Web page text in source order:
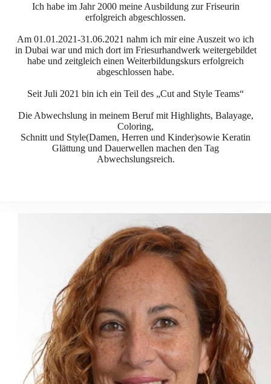
Ich habe im Jahr 2000 meine Ausbildung zur Friseurin
erfolgreich abgeschlossen.
Am 01.01.2021-31.06.2021 nahm ich mir eine Auszeit wo ich
in Dubai war und mich dort im Friesurhandwerk weitergebildet
habe und zeitgleich einen Weiterbildungskurs erfolgreich
abgeschlossen habe.
Seit Juli 2021 bin ich ein Teil des „Cut and Style Teams“
Die Abwechslung in meinem Beruf mit Highlights, Balayage,
Coloring,
Schnitt und Style(Damen, Herren und Kinder)sowie Keratin
Glättung und Dauerwellen machen den Tag
Abwechslungsreich.